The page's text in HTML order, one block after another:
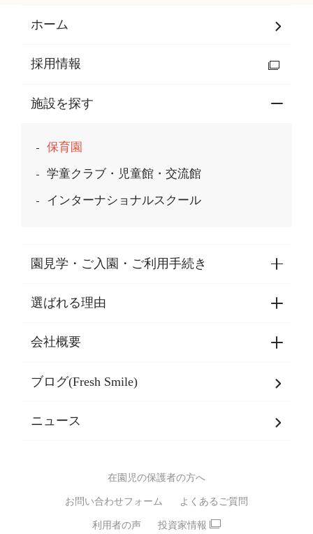
ホーム
採用情報
施設を探す
保育園
学童クラブ・児童館・交流館
インターナショナルスクール
園見学・ご入園・ご利用手続き
園見学・ご入園・ご利用手続き
東京都認証保育所空き状況
選ばれる理由
選ばれる理由一覧
乳児期・幼児期・
バイリンガル保育園
スポーツ保育園
モンテッソーリ式保育園
会社概要
会社概要
SDGsについて
ブログ(Fresh Smile)
ニュース
在園児の保護者の方へ
お問い合わせフォーム よくあるご質問
利用者の声 投資家情報